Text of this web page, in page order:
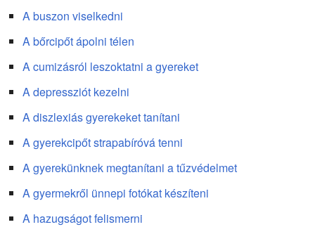
A buszon viselkedni
A bőrcipőt ápolni télen
A cumizásról leszoktatni a gyereket
A depressziót kezelni
A diszlexiás gyerekeket tanítani
A gyerekcipőt strapabíróvá tenni
A gyerekünknek megtanítani a tűzvédelmet
A gyermekről ünnepi fotókat készíteni
A hazugságot felismerni